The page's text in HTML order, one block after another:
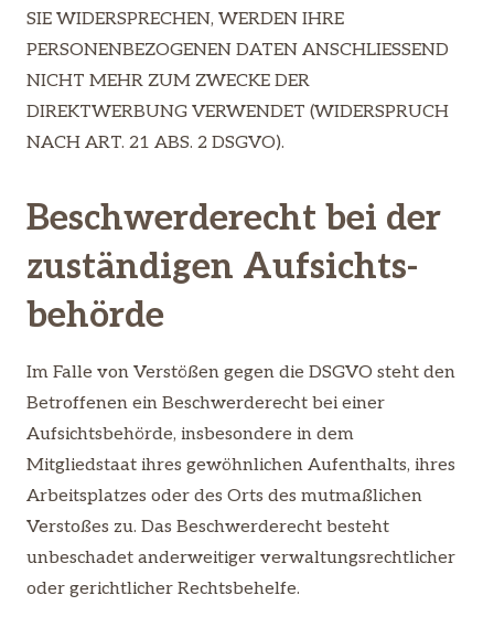
SIE WIDERSPRECHEN, WERDEN IHRE
PERSONENBEZOGENEN DATEN ANSCHLIESSEND
NICHT MEHR ZUM ZWECKE DER
DIREKTWERBUNG VERWENDET (WIDERSPRUCH
NACH ART. 21 ABS. 2 DSGVO).
Beschwerde­recht bei der
zuständigen Aufsichts­
behörde
Im Falle von Verstößen gegen die DSGVO steht den
Betroffenen ein Beschwerderecht bei einer
Aufsichtsbehörde, insbesondere in dem
Mitgliedstaat ihres gewöhnlichen Aufenthalts, ihres
Arbeitsplatzes oder des Orts des mutmaßlichen
Verstoßes zu. Das Beschwerderecht besteht
unbeschadet anderweitiger verwaltungsrechtlicher
oder gerichtlicher Rechtsbehelfe.